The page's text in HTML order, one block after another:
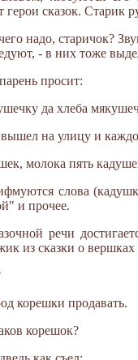
герои сказок. Старик
надо, старичок?
- в них тоже
просит:
да хлеба
на улицу и
молока пять
слова
и прочее.
речи
из сказки о вершках
корешки продавать.
корешок?